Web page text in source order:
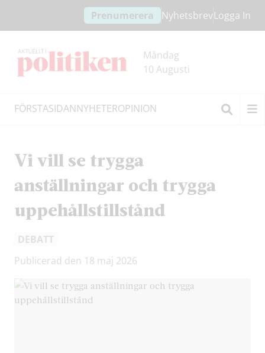
innehållet
headern
Prenumerera NyhetsbrevLogga In
Måndag
10 Augusti
FÖRSTASIDANNYHETEROPINION
Vi vill se trygga
anställningar och trygga
uppehållstillstånd
DEBATT
Publicerad den 18 maj 2026